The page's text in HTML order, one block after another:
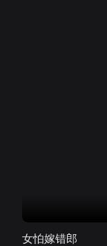
女怕嫁错郎